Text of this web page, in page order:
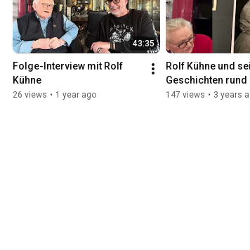
43:35
Folge-Interview mit Rolf
Kühne
26 views • 1 year ago
Rolf Kühne und
Geschichten rund
Motorradsport
147 views • 3 years